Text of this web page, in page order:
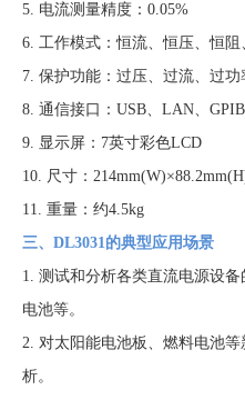
5. 电流测量精度：0.05%
6. 工作模式：恒流、恒压、恒阻
7. 保护功能：过压、过流、过功
8. 通信接口：USB、LAN、GPIB
9. 显示屏：7英寸彩色LCD
10. 尺寸：
11. 重量：约4.5kg
三、DL3031的典型应用场景
1. 测试和分析各类直流电源设
电池等。
2. 对太阳能电池板、燃料电池
析。